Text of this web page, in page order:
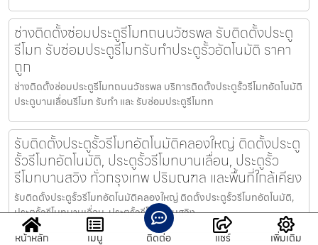
ช่างติดตั้งซ่อมประตูรีโมทถนนวัชรพล รับติดตั้งประตู
รีโมท รับซ่อมประตูรีโมทรับทำประตูรั้วอัตโนมัติ ราคา
ถูก
ช่างติดตั้งซ่อมประตูรีโมทถนนวัชรพล บริการติดตั้งประตูรั้วรีโมทอัตโนมัติ
ประตูบานเลื่อนรีโมท รับทำ และ รับซ่อมประตูรีโมทท
รับติดตั้งประตูรั้วรีโมทอัตโนมัติคลองใหญ่ ติดตั้งประตู
รั้วรีโมทอัตโนมัติ, ประตูรั้วรีโมทบานเลื่อน, ประตูรั้ว
รีโมทบานสวิง ทั่วกรุงเทพ ปริมณฑล และพื้นที่ใกล้เคียง
รับติดตั้งประตูรั้วรีโมทอัตโนมัติคลองใหญ่ ติดตั้งประตูรั้วรีโมทอัตโนมัติ,
ประตูรั้วรีโมทบานเลื่อน, ประตูรั้วรีโมทบานสวิง
หน้าหลัก เมนู ติดต่อ แชร์ เพิ่มเติม